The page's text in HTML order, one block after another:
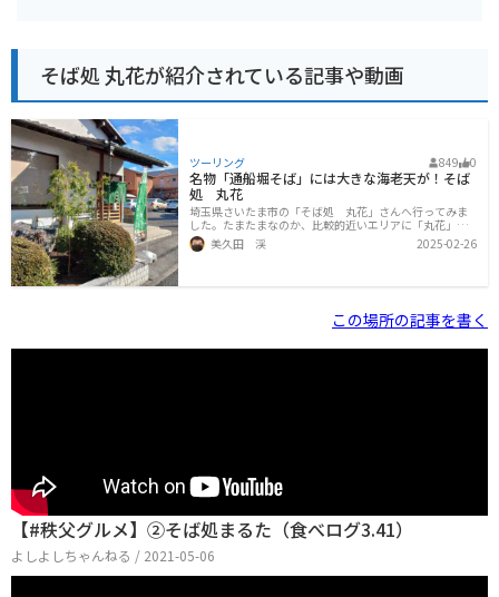
そば処 丸花が紹介されている記事や動画
ツーリング 849 0
名物「通船堀そば」には大きな海老天が！そば
処 丸花
埼玉県さいたま市の「そば処 丸花」さんへ行ってみま
した。たまたまなのか、比較的近いエリアに「丸花」と
いう蕎麦屋さんが3軒あり紛らわしいのですが、今回伺っ
たのは東浦和の丸花さんです。道沿いに大きな看板が出
日も良い天気でした。真冬はバイクの遠乗りは厳しいの
ようにしていますが、天気が良いと寒さもあまりきにな
らないですよね。お店の横に8台分ぐらいの駐車場と、自
転車用の駐輪場があります。駐輪場はそれほど広くない
美久田 渓 2025-02-26
この場所の記事を書く
【#秩父グルメ​】②そば処まるた（食べログ3.41）
よしよしちゃんねる / 2021-05-06